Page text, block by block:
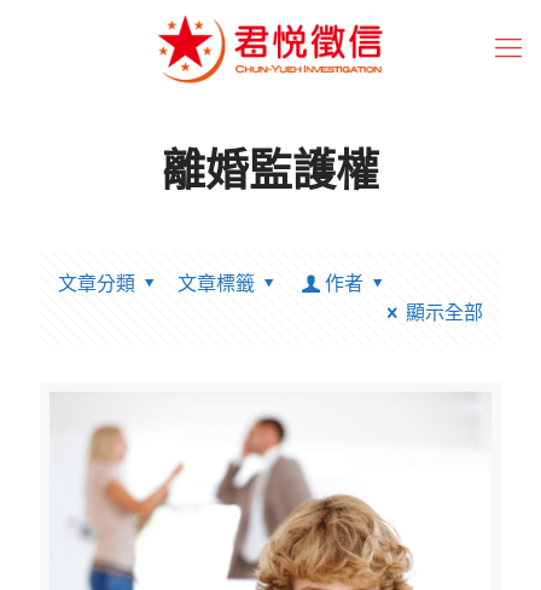
離婚監護權
文章分類 文章標籤
作者
顯示全部